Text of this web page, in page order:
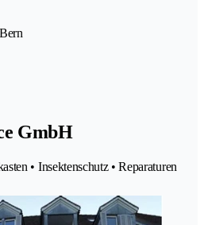
GmbH
• Insektenschutz • Reparaturen